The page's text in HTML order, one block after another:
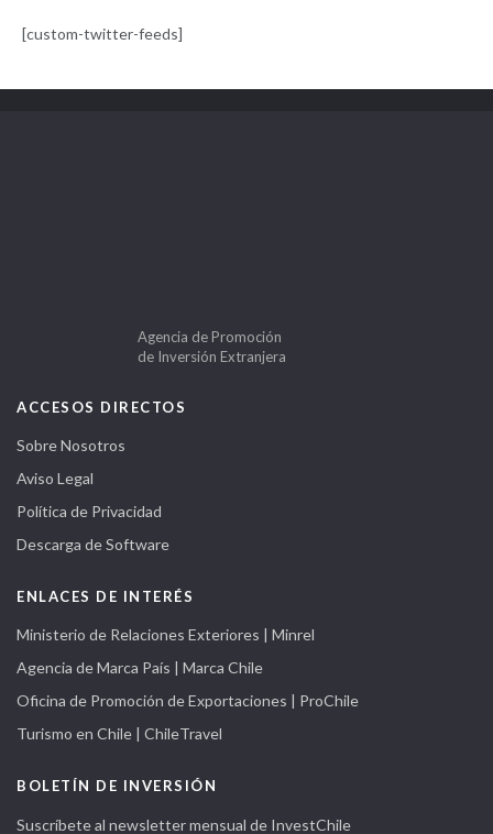
[custom-twitter-feeds]
Agencia de Promoción
de Inversión Extranjera
ACCESOS DIRECTOS
Sobre Nosotros
Aviso Legal
Política de Privacidad
Descarga de Software
ENLACES DE INTERÉS
Ministerio de Relaciones Exteriores | Minrel
Agencia de Marca País | Marca Chile
Oficina de Promoción de Exportaciones | ProChile
Turismo en Chile | ChileTravel
BOLETÍN DE INVERSIÓN
Suscríbete al newsletter mensual de InvestChile